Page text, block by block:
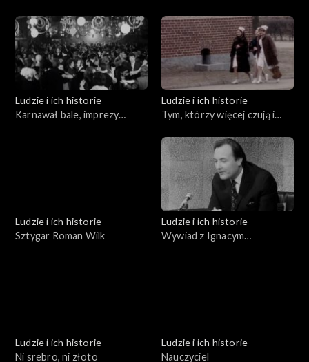
Ludzie i ich historie
Karnawał bale, imprezy
Ludzie i ich historie
Tym, którzy więcej czują i
Ludzie i ich historie
Sztygar Roman Wilk
Ludzie i ich historie
Wywiad z Ignacym
Ludzie i ich historie
Ni srebro, ni złoto
Ludzie i ich historie
Nauczyciel